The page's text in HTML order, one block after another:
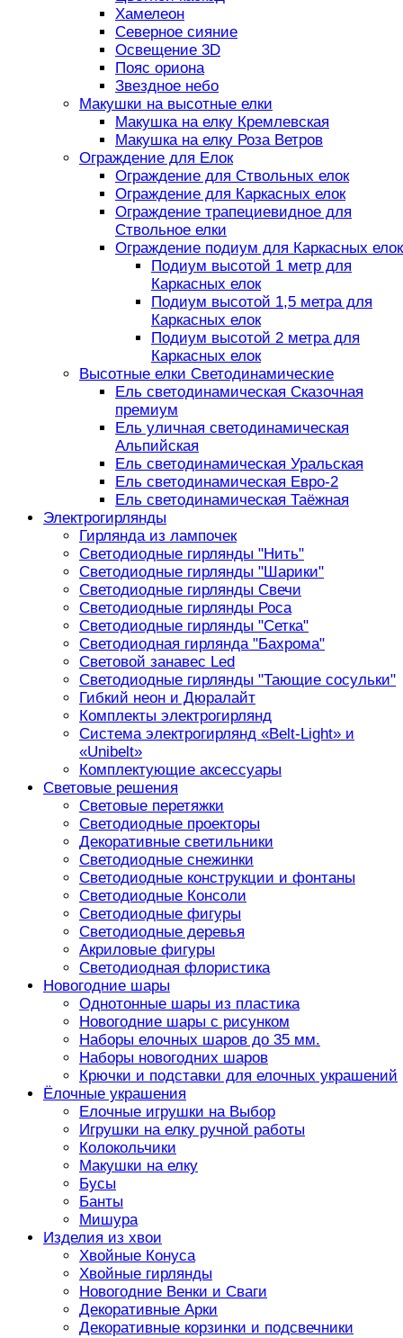
Хамелеон
Северное сияние
Освещение 3D
Пояс ориона
Звездное небо
Макушки на высотные елки
Макушка на елку Кремлевская
Макушка на елку Роза Ветров
Ограждение для Елок
Ограждение для Ствольных елок
Ограждение для Каркасных елок
Ограждение трапециевидное для
Ствольное елки
Ограждение подиум для Каркасных елок
Подиум высотой 1 метр для
Каркасных елок
Подиум высотой 1,5 метра для
Каркасных елок
Подиум высотой 2 метра для
Каркасных елок
Высотные елки Светодинамические
Ель светодинамическая Сказочная
премиум
Ель уличная светодинамическая
Альпийская
Ель светодинамическая Уральская
Ель светодинамическая Евро-2
Ель светодинамическая Таёжная
Электрогирлянды
Гирлянда из лампочек
Светодиодные гирлянды "Нить"
Светодиодные гирлянды "Шарики"
Светодиодные гирлянды Свечи
Светодиодные гирлянды Роса
Светодиодные гирлянды "Сетка"
Светодиодная гирлянда "Бахрома"
Световой занавес Led
Светодиодные гирлянды "Тающие сосульки"
Гибкий неон и Дюралайт
Комплекты электрогирлянд
Система электрогирлянд «Belt-Light» и
«Unibelt»
Комплектующие аксессуары
Световые решения
Световые перетяжки
Светодиодные проекторы
Декоративные светильники
Светодиодные снежинки
Светодиодные конструкции и фонтаны
Светодиодные Консоли
Светодиодные фигуры
Светодиодные деревья
Акриловые фигуры
Светодиодная флористика
Новогодние шары
Однотонные шары из пластика
Новогодние шары с рисунком
Наборы елочных шаров до 35 мм.
Наборы новогодних шаров
Крючки и подставки для елочных украшений
Ёлочные украшения
Елочные игрушки на Выбор
Игрушки на елку ручной работы
Колокольчики
Макушки на елку
Бусы
Банты
Мишура
Изделия из хвои
Хвойные Конуса
Хвойные гирлянды
Новогодние Венки и Сваги
Декоративные Арки
Декоративные корзинки и подсвечники